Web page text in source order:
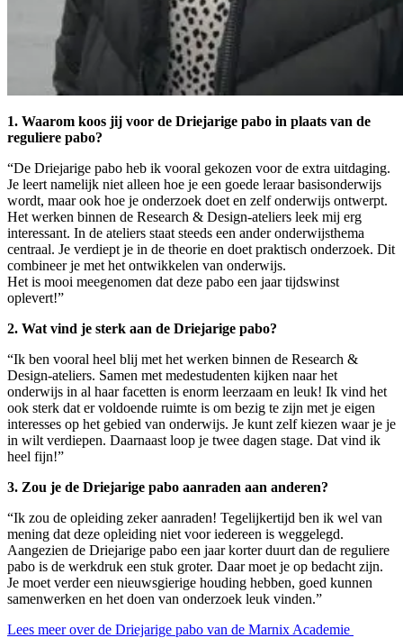
1. Waarom koos jij voor de Driejarige pabo in plaats van de
reguliere pabo?
“De Driejarige pabo heb ik vooral gekozen voor de extra uitdaging.
Je leert namelijk niet alleen hoe je een goede leraar basisonderwijs
wordt, maar ook hoe je onderzoek doet en zelf onderwijs ontwerpt.
Het werken binnen de Research & Design-ateliers leek mij erg
interessant. In de ateliers staat steeds een ander onderwijsthema
centraal. Je verdiept je in de theorie en doet praktisch onderzoek. Dit
combineer je met het ontwikkelen van onderwijs.
Het is mooi meegenomen dat deze pabo een jaar tijdswinst
oplevert!”
2. Wat vind je sterk aan de Driejarige pabo?
“Ik ben vooral heel blij met het werken binnen de Research &
Design-ateliers. Samen met medestudenten kijken naar het
onderwijs in al haar facetten is enorm leerzaam en leuk! Ik vind het
ook sterk dat er voldoende ruimte is om bezig te zijn met je eigen
interesses op het gebied van onderwijs. Je kunt zelf kiezen waar je je
in wilt verdiepen. Daarnaast loop je twee dagen stage. Dat vind ik
heel fijn!”
3. Zou je de Driejarige pabo aanraden aan anderen?
“Ik zou de opleiding zeker aanraden! Tegelijkertijd ben ik wel van
mening dat deze opleiding niet voor iedereen is weggelegd.
Aangezien de Driejarige pabo een jaar korter duurt dan de reguliere
pabo is de werkdruk een stuk groter. Daar moet je op bedacht zijn.
Je moet verder een nieuwsgierige houding hebben, goed kunnen
samenwerken en het doen van onderzoek leuk vinden.”
Lees meer over de Driejarige pabo van de Marnix Academie